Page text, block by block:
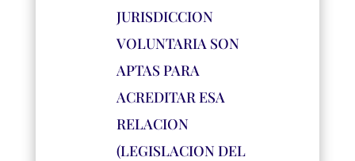
JURISDICCION
VOLUNTARIA SON
APTAS PARA
ACREDITAR ESA
RELACION
(LEGISLACION DEL